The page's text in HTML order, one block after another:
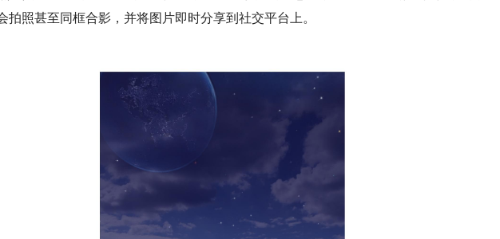
拍照甚至同框合影，并将图片即时分享到社交平台上。